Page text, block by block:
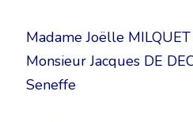
Madame Joëlle
Monsieur Jacques DE
Seneffe